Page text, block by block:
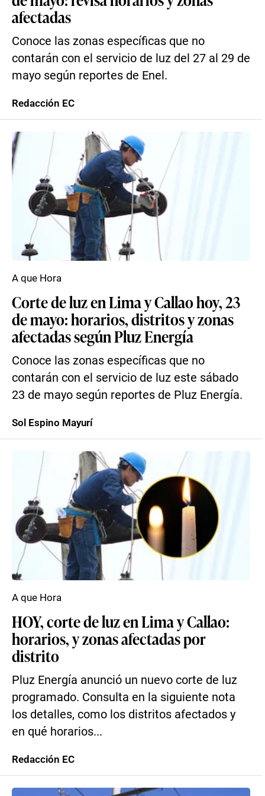
afectadas
Conoce las zonas específicas que no
contarán con el servicio de luz del 27 al 29 de
mayo según reportes de Enel.
Redacción EC
Corte de luz en Lima y Callao hoy, 23
de mayo: horarios, distritos y zonas
afectadas según Pluz Energía
Conoce las zonas específicas que no
contarán con el servicio de luz este sábado
23 de mayo según reportes de Pluz Energía.
A que Hora
Sol Espino Mayurí
HOY, corte de luz en Lima y Callao:
horarios, y zonas afectadas por
distrito
Pluz Energía anunció un nuevo corte de luz
programado. Consulta en la siguiente nota
los detalles, como los distritos afectados y
en qué horarios...
A que Hora
Redacción EC